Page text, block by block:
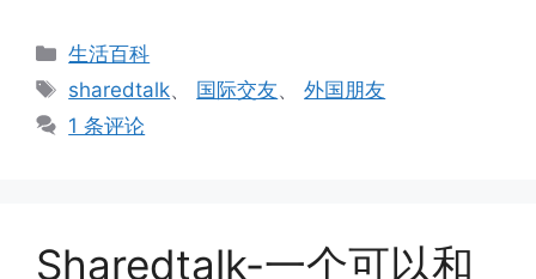
分
类
生活百科
标
签
sharedtalk、 国际交友、外国朋友
1 条评论
Sharedtalk-一个可以和